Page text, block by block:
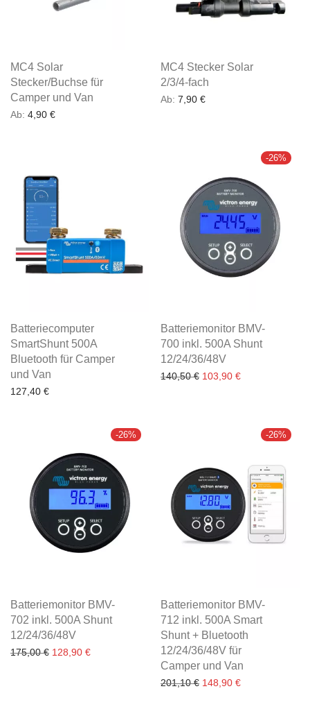
MC4 Solar
Stecker/Buchse für
Camper und Van
Ab: 4,90 €
MC4 Stecker Solar
2/3/4-fach
Ab: 7,90 €
Batteriecomputer
SmartShunt 500A
Bluetooth für Camper
und Van
127,40 €
-26%
Batteriemonitor BMV-
700 inkl. 500A Shunt
12/24/36/48V
140,50€ Ursprünglicher Preis
103,90 €Aktueller Preis
-26%
Batteriemonitor BMV-
702 inkl. 500A Shunt
12/24/36/48V
175,00€ Ursprünglicher Preis war: 175,00 €
128,90 €Aktueller Preis ist: 128,90 €.
-26%
Batteriemonitor BMV-
712 inkl. 500A Smart
Shunt + Bluetooth
12/24/36/48V für
Camper und Van
201,10€ Ursprünglicher Preis
148,90 €Aktueller Preis